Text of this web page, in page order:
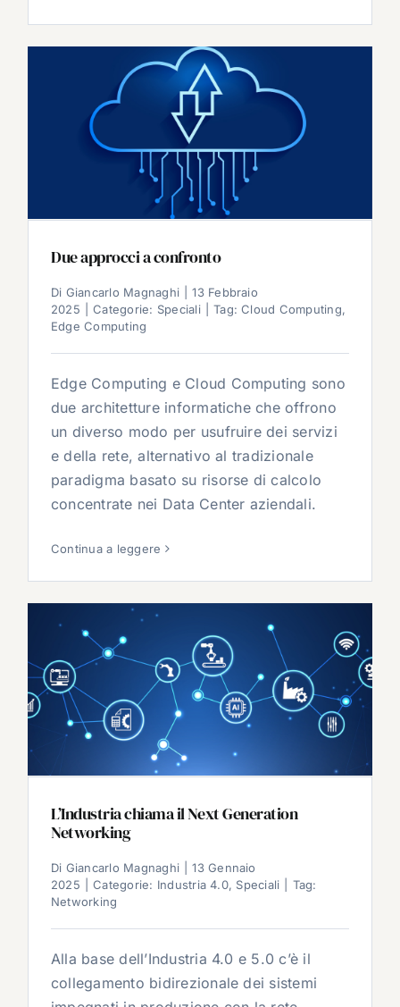
Due approcci a confronto
Di Giancarlo Magnaghi
13 Febbraio
2025
Categorie: Speciali Tag:Cloud Computing,
Edge Computing
Edge Computing e Cloud Computing sono
due architetture informatiche che offrono
un diverso modo per usufruire dei servizi
e della rete, alternativo al tradizionale
paradigma basato su risorse di calcolo
concentrate nei Data Center aziendali.
Continua a leggere
L’Industria chiama il Next Generation
Networking
Di Giancarlo Magnaghi
13 Gennaio
2025
Categorie: Industria 4.0, Speciali
Tag:
Networking
Alla base dell’Industria 4.0 e 5.0 c’è il
collegamento bidirezionale dei sistemi